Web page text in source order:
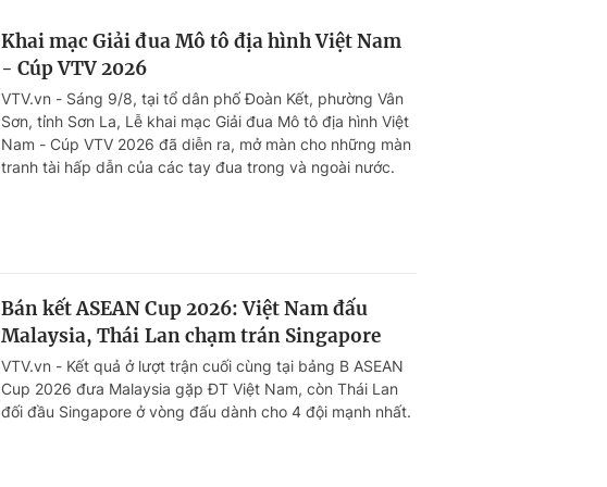
Khai mạc Giải đua Mô tô địa hình Việt Nam
- Cúp VTV 2026
VTV.vn - Sáng 9/8, tại tổ dân phố Đoàn Kết, phường Vân
Sơn, tỉnh Sơn La, Lễ khai mạc Giải đua Mô tô địa hình Việt
Nam - Cúp VTV 2026 đã diễn ra, mở màn cho những màn
tranh tài hấp dẫn của các tay đua trong và ngoài nước.
Bán kết ASEAN Cup 2026: Việt Nam đấu
Malaysia, Thái Lan chạm trán Singapore
VTV.vn - Kết quả ở lượt trận cuối cùng tại bảng B ASEAN
Cup 2026 đưa Malaysia gặp ĐT Việt Nam, còn Thái Lan
đối đầu Singapore ở vòng đấu dành cho 4 đội mạnh nhất.